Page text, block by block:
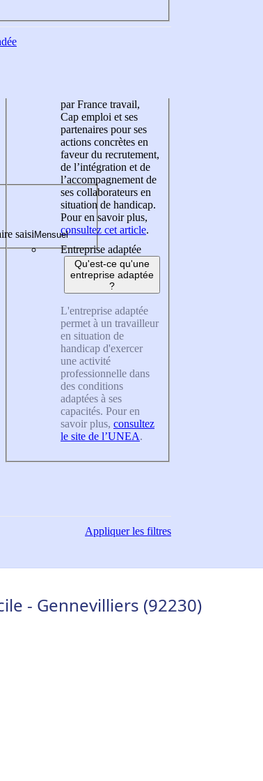
saisi
par France travail,
Cap emploi et ses
partenaires pour ses
actions concrètes en
faveur du recrutement,
de l’intégration et de
l’accompagnement de
ses collaborateurs en
situation de handicap.
Pour en savoir plus,
consultez cet article.
Entreprise adaptée
Qu'est-ce qu'une
entreprise adaptée
?
L'entreprise adaptée
permet à un travailleur
en situation de
handicap d'exercer
une activité
professionnelle dans
des conditions
adaptées à ses
capacités. Pour en
savoir plus, consultez
le site de l’UNEA.
Appliquerles filtres
- Gennevilliers (92230)